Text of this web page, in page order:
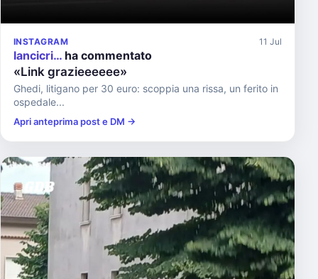
INSTAGRAM 11 Jul
lancicri… ha commentato
«Link grazieeeeee»
Ghedi, litigano per 30 euro: scoppia una rissa, un ferito in
ospedale...
Apri anteprima post e DM →